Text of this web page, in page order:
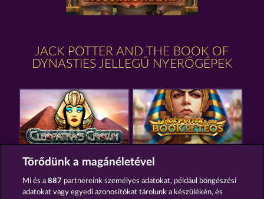
JACK POTTER AND THE BOOK OF
DYNASTIES JELLEGŰ NYERŐGÉPEK
CLEOPATRA'S CROWN
Törődünk a magánéletével
Mi és a887 partnereink személyes adatokat, például böngészési
adatokat vagy egyedi azonosítókat tárolunk a készülékén, és